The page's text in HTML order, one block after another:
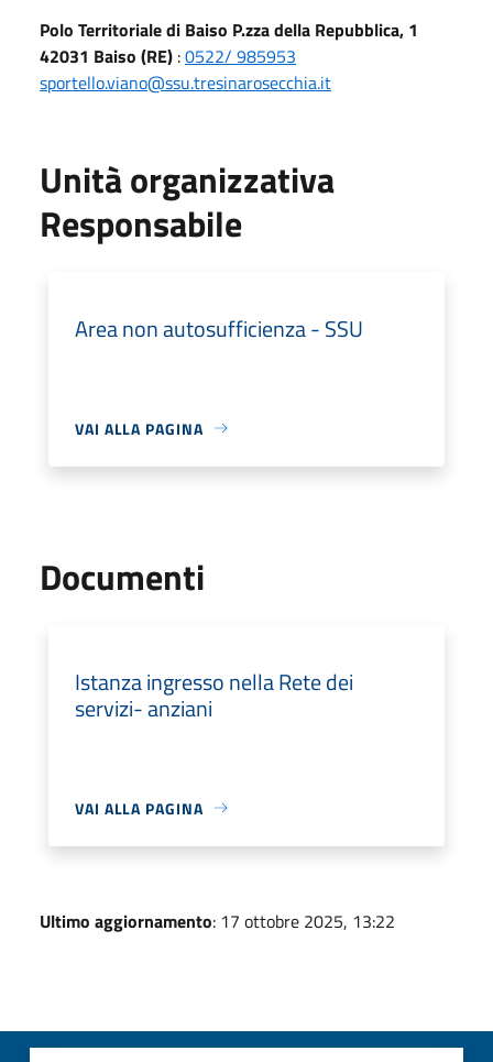
Polo Territoriale di Baiso P.zza della Repubblica, 1
42031 Baiso (RE) :0522/ 985953
sportello.viano@ssu.tresinarosecchia.it
Unità organizzativa
Responsabile
Area non autosufficienza - SSU
VAI ALLA PAGINA
Documenti
Istanza ingresso nella Rete dei
servizi- anziani
VAI ALLA PAGINA
Ultimo aggiornamento: 17 ottobre 2025, 13:22